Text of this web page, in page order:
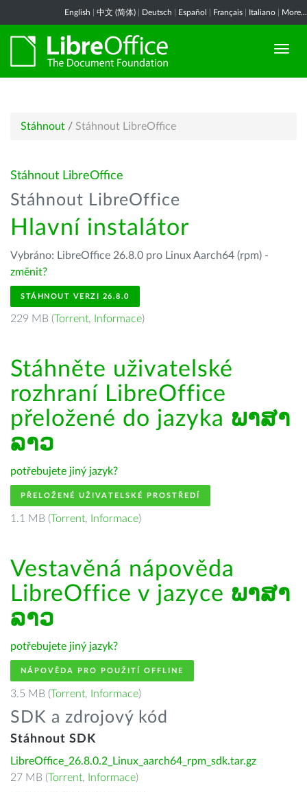
English 中文 (简体) Deutsch Español Français Italiano More...
Stáhnout / Stáhnout LibreOffice
Stáhnout LibreOffice
Stáhnout LibreOffice
Hlavní instalátor
Vybráno: LibreOffice 26.8.0 pro Linux Aarch64 (rpm) -
změnit?
STÁHNOUT VERZI 26.8.0
229 MB (Torrent, Informace)
Stáhněte uživatelské
rozhraní LibreOffice
přeložené do jazyka ພາສາ
ລາວ
potřebujete jiný jazyk?
PŘELOŽENÉ UŽIVATELSKÉ PROSTŘEDÍ
1.1 MB (Torrent, Informace)
Vestavěná nápověda
LibreOffice v jazyce ພາສາ
ລາວ
potřebujete jiný jazyk?
NÁPOVĚDA PRO POUŽITÍ OFFLINE
3.5 MB (Torrent, Informace)
SDK a zdrojový kód
Stáhnout SDK
LibreOffice_26.8.0.2_Linux_aarch64_rpm_sdk.tar.gz
27 MB (Torrent, Informace)